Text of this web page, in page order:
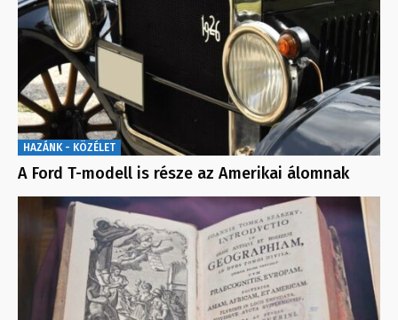
HAZÁNK - KÖZÉLET
A Ford T-modell is része az Amerikai álomnak